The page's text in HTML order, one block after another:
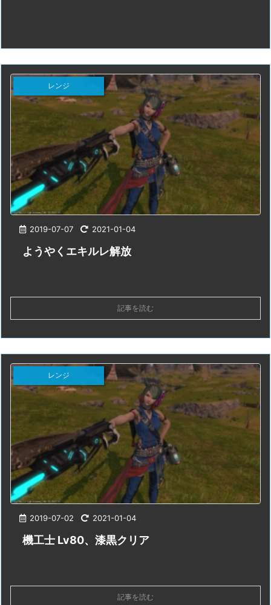
2019-07-07 2021-01-04
レンジ
ようやくエキルレ解放
記事を読む
2019-07-02 2021-01-04
レンジ
機工士 Lv80、漆黒クリア
記事を読む